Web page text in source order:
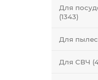
Для
(1343)
Для
Для СВЧ